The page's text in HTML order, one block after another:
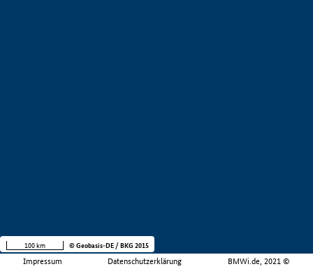
Impressum Datenschutzerklärung BMWi.de, 2021 ©
100 km © Geobasis-DE / BKG 2015